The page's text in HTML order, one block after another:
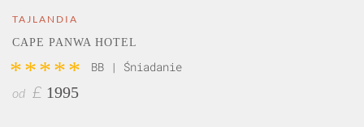
TAJLANDIA
CAPE PANWA HOTEL
***** BB | Śniadanie
od £ 1995